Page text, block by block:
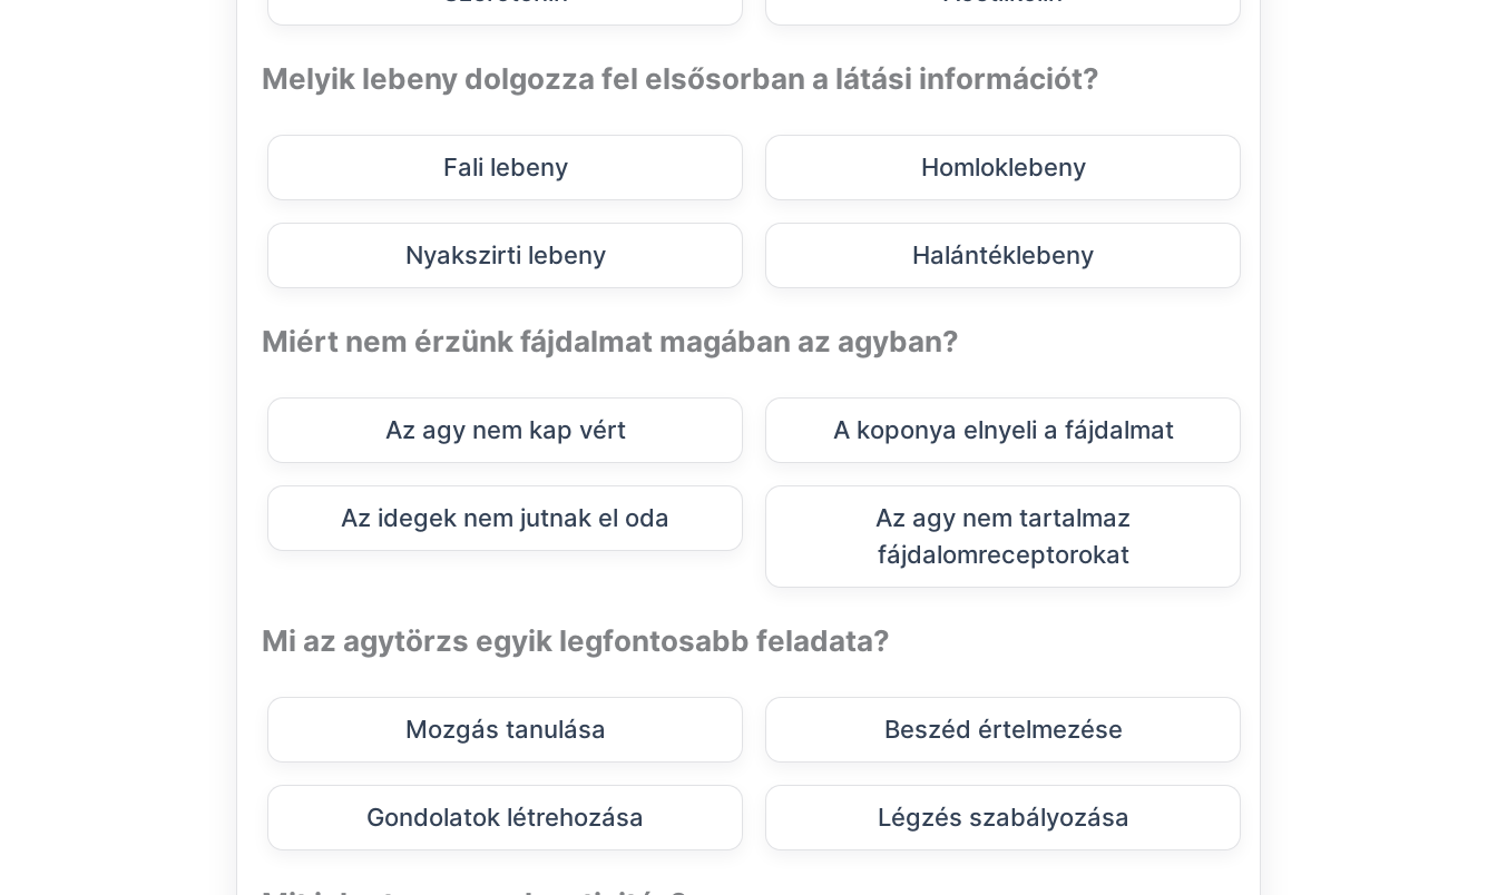
Melyik lebeny dolgozza fel elsősorban a látási információt?
Fali lebeny Homloklebeny
Nyakszirti lebeny Halántéklebeny
Miért nem érzünk fájdalmat magában az agyban?
Az agy nem kap vért A koponya elnyeli a fájdalmat
Az idegek nem jutnak el oda
Az agy nem tartalmaz
fájdalomreceptorokat
Mi az agytörzs egyik legfontosabb feladata?
Mozgás tanulása Beszéd értelmezése
Gondolatok létrehozása Légzés szabályozása